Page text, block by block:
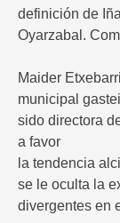
definición de
Oyarzabal.
Maider
municipal
sido directora
a favor
la tendencia
se le oculta la
divergentes en